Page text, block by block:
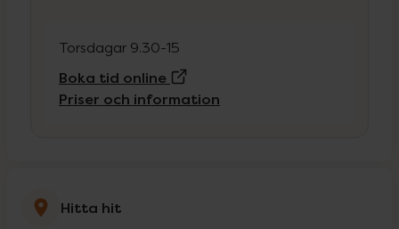
Torsdagar 9.30-15
Boka tid online
Priser och information
Hitta hit